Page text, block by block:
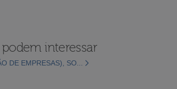
interessar
DE EMPRESAS), SO...